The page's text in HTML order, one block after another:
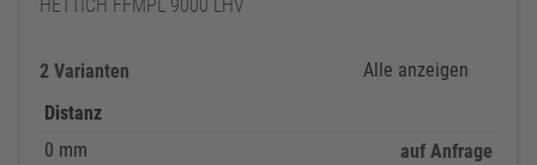
HETTICH FFMPL 9000 LHV
2 Varianten
Alle anzeigen
Distanz
0 mm
auf Anfrage